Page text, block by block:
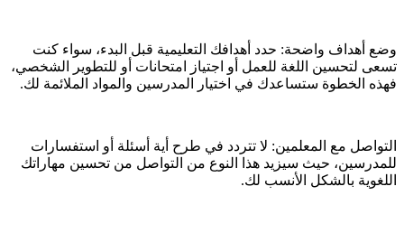
وضع أهداف واضحة: حدد أهدافك التعليمية قبل البدء، سواء كنت
تسعى لتحسين اللغة للعمل أو اجتياز امتحانات أو للتطوير الشخصي،
فهذه الخطوة ستساعدك في اختيار المدرسين والمواد الملائمة لك.
التواصل مع المعلمين: لا تتردد في طرح أية أسئلة أو استفسارات
للمدرسين، حيث سيزيد هذا النوع من التواصل من تحسين مهاراتك
اللغوية بالشكل الأنسب لك.